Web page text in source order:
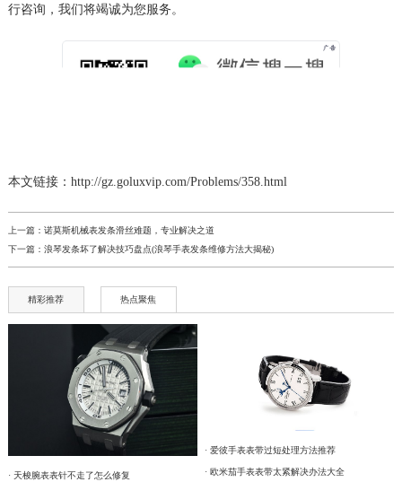
行咨询，我们将竭诚为您服务。
本文链接：http://gz.goluxvip.com/Problems/358.html
上一篇： 诺莫斯机械表发条滑丝难题，专业解决之道
下一篇： 浪琴发条坏了解决技巧盘点(浪琴手表发条维修方法大揭秘)
精彩推荐 热点聚焦
· 天梭腕表表针不走了怎么修复
· 爱彼手表表带过短处理方法推荐
· 欧米茄手表表带太紧解决办法大全